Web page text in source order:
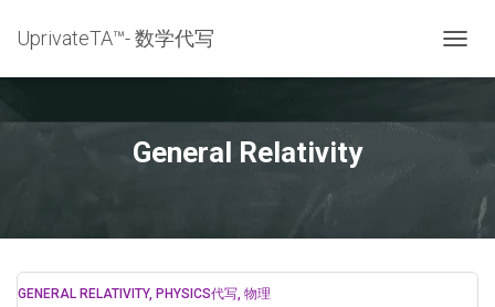
UprivateTA™- 数学代写
General Relativity
GENERAL RELATIVITY PHYSICS代写 物理